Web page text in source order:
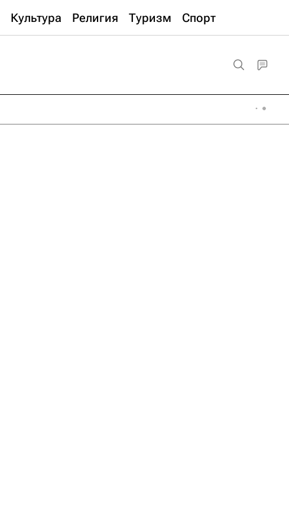
Культура Религия Туризм Спорт